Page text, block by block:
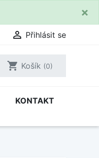
×
 Přihlásit se
shopping_cart Košík (0)
KONTAKT